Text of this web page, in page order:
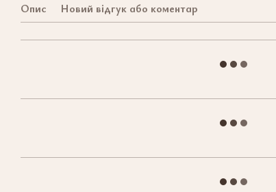
Опис Новий відгук або коментар